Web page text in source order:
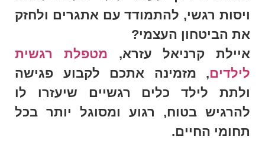
ויסות רגשי, להתמודד עם אתגרים ולחזק
את הביטחון העצמי?
איילת קרניאל עזרא, מטפלת רגשית
לילדים, מזמינה אתכם לקבוע פגישה
ולתת לילד כלים רגשיים שיעזרו לו
להרגיש בטוח, רגוע ומסוגל יותר בכל
תחומי החיים.